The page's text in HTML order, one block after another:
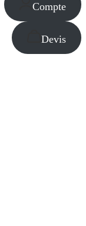
Compte
Devis